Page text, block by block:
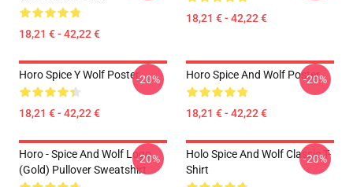
18,21 € - 42,22 €
18,21 € - 42,22 €
Horo Spice Y Wolf Poster
18,21 € - 42,22 €
-20% Horo Spice And Wolf Poster
18,21 € - 42,22 €
-20%
Horo - Spice And Wolf Logo
(Gold) Pullover Sweatshirt
-20%
Holo Spice And Wolf Classic T-
Shirt
-20%